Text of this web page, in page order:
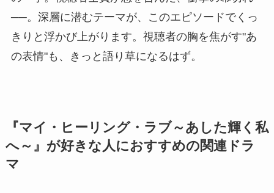
──。深層に潜むテーマが、このエピソードでくっ
きりと浮かび上がります。視聴者の胸を焦がす"あ
の表情"も、きっと語り草になるはず。
『マイ・ヒーリング・ラブ～あした輝く私
へ～』が好きな人におすすめの関連ドラ
マ